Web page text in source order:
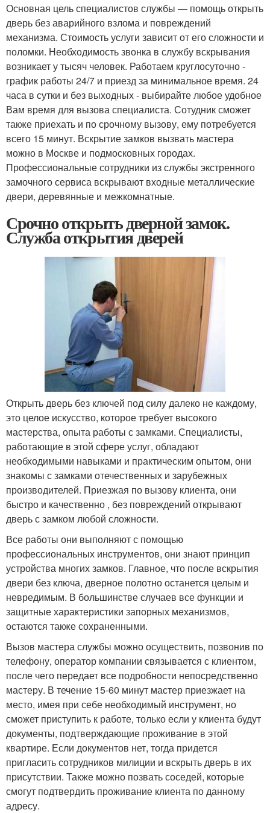
Основная цель специалистов службы — помощь открыть
дверь без аварийного взлома и повреждений
механизма. Стоимость услуги зависит от его сложности и
поломки. Необходимость звонка в службу вскрывания
возникает у тысяч человек. Работаем круглосуточно -
график работы 24/7 и приезд за минимальное время. 24
часа в сутки и без выходных - выбирайте любое удобное
Вам время для вызова специалиста. Сотудник сможет
также приехать и по срочному вызову, ему потребуется
всего 15 минут. Вскрытие замков вызвать мастера
можно в Москве и подмосковных городах.
Профессиональные сотрудники из службы экстренного
замочного сервиса вскрывают входные металлические
двери, деревянные и межкомнатные.
Срочно открыть дверной замок.
Служба открытия дверей
Открыть дверь без ключей под силу далеко не каждому,
это целое искусство, которое требует высокого
мастерства, опыта работы с замками. Специалисты,
работающие в этой сфере услуг, обладают
необходимыми навыками и практическим опытом, они
знакомы с замками отечественных и зарубежных
производителей. Приезжая по вызову клиента, они
быстро и качественно , без повреждений открывают
дверь с замком любой сложности.
Все работы они выполняют с помощью
профессиональных инструментов, они знают принцип
устройства многих замков. Главное, что после вскрытия
двери без ключа, дверное полотно останется целым и
невредимым. В большинстве случаев все функции и
защитные характеристики запорных механизмов,
остаются также сохраненными.
Вызов мастера службы можно осуществить, позвонив по
телефону, оператор компании связывается с клиентом,
после чего передает все подробности непосредственно
мастеру. В течение 15-60 минут мастер приезжает на
место, имея при себе необходимый инструмент, но
сможет приступить к работе, только если у клиента будут
документы, подтверждающие проживание в этой
квартире. Если документов нет, тогда придется
пригласить сотрудников милиции и вскрыть дверь в их
присутствии. Также можно позвать соседей, которые
смогут подтвердить проживание клиента по данному
адресу.